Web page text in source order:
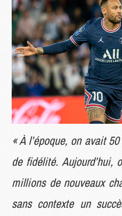
« À l’époque, on avait
de fidélité.
millions de nouveaux
sans contexte un